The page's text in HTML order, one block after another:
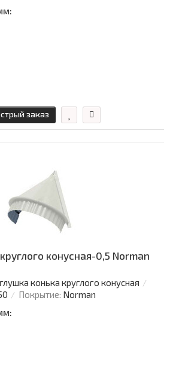
заказ
конусная-0,5 Norman
конька круглого конусная
Покрытие: Norman